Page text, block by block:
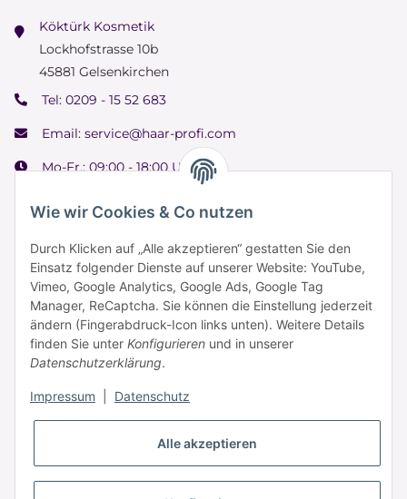
Wie wir Cookies & Co nutzen
Durch Klicken auf „Alle akzeptieren“ gestatten Sie den
Einsatz folgender Dienste auf unserer Website: YouTube,
Vimeo, Google Analytics, Google Ads, Google Tag
Manager, ReCaptcha. Sie können die Einstellung jederzeit
ändern (Fingerabdruck-Icon links unten). Weitere Details
finden Sie unter Konfigurieren und in unserer
Datenschutzerklärung.
Impressum Datenschutz
Alle akzeptieren
Köktürk Kosmetik
Lockhofstrasse 10b
45881 Gelsenkirchen
Tel: 0209 - 15 52 683
Email: service@haar-profi.com
Mo-Fr.: 09:00 - 18:00 Uhr
Samstag: 09:00 - 15:00 Uhr
Informationen
Zahlung & Versand